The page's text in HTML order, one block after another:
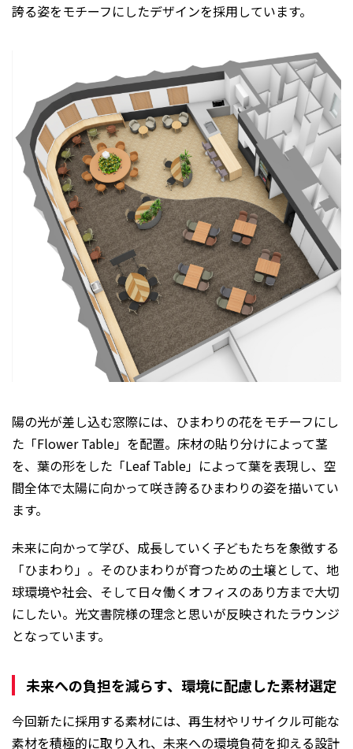
誇る姿をモチーフにしたデザインを採用しています。
陽の光が差し込む窓際には、ひまわりの花をモチーフにし
た「Flower Table」を配置。床材の貼り分けによって茎
を、葉の形をした「Leaf Table」によって葉を表現し、空
間全体で太陽に向かって咲き誇るひまわりの姿を描いてい
ます。
未来に向かって学び、成長していく子どもたちを象徴する
「ひまわり」。そのひまわりが育つための土壌として、地
球環境や社会、そして日々働くオフィスのあり方まで大切
にしたい。光文書院様の理念と思いが反映されたラウンジ
となっています。
未来への負担を減らす、環境に配慮した素材選定
今回新たに採用する素材には、再生材やリサイクル可能な
素材を積極的に取り入れ、未来への環境負荷を抑える設計